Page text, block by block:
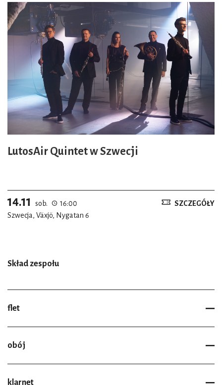
ograniczoną możliwość – albo są jej zupełnie pozbawione
– przyjścia na koncert w przestrzeni publicznej. LutosAir
Quintet powstał w 2013 roku i jest jednym z zespołów
Narodowego Forum Muzyki we Wrocławiu.
LutosAir Quintet w Szwecji
14.11 sob.
16:00
Szwecja, Växjö, Nygatan 6
SZCZEGÓŁY
Skład zespołu
flet
obój
klarnet